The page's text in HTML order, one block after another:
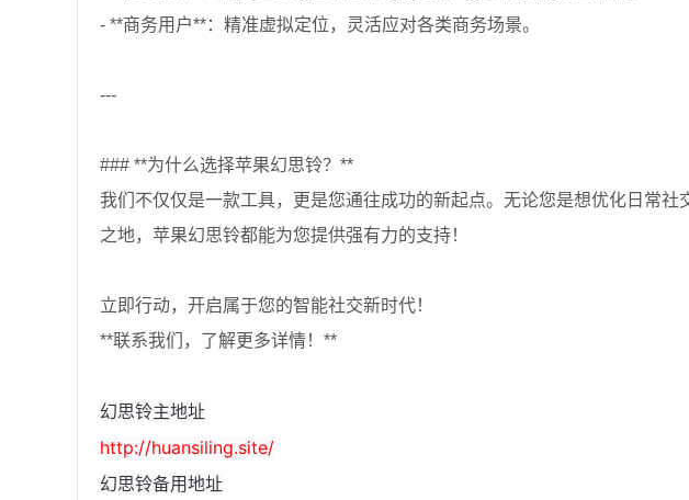
- **商务用户**：精准虚拟定位，灵活应对各类商务场景。
---
### **为什么选择苹果幻思铃？**
我们不仅仅是一款工具，更是您通往成功的新起点。无论您是想优化日常
之地，苹果幻思铃都能为您提供强有力的支持！
立即行动，开启属于您的智能社交新时代！
**联系我们，了解更多详情！**
幻思铃主地址
http://huansiling.site/
幻思铃备用地址